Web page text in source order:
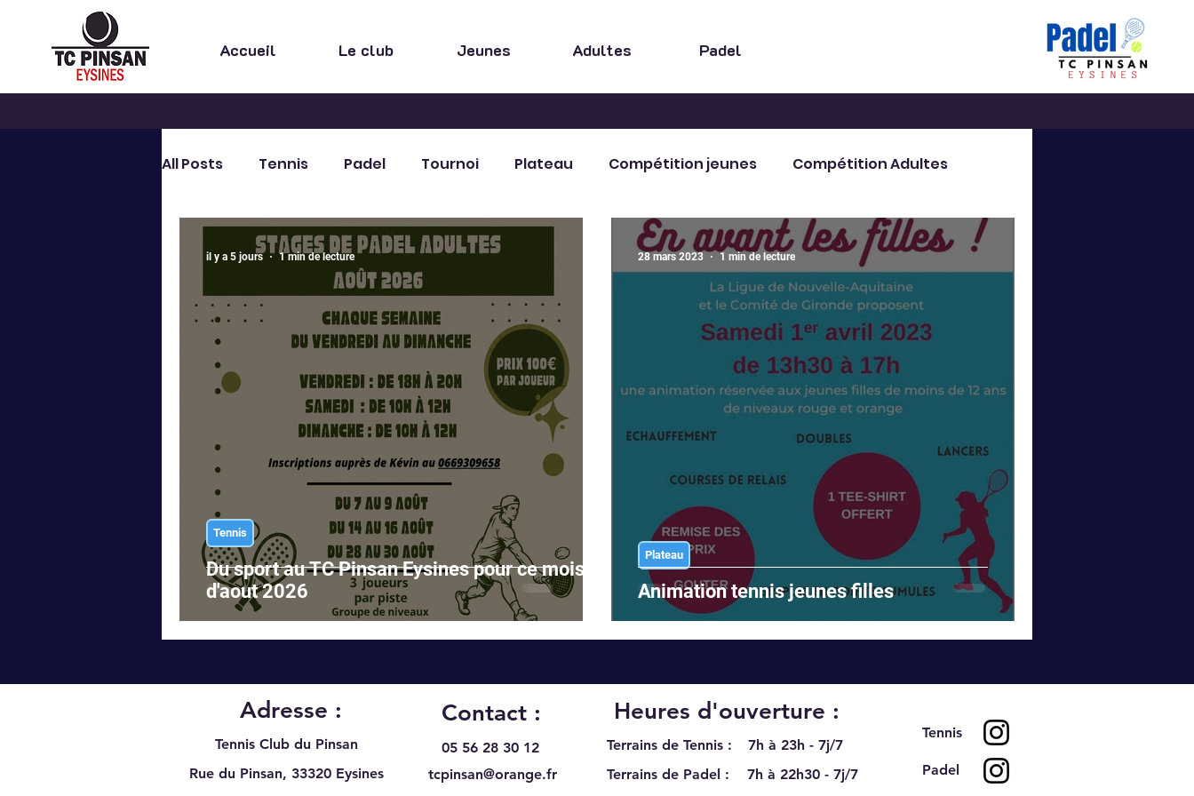
Accueil Le club Jeunes Adultes Padel
All Posts Tennis Padel Tournoi Plateau Compétition jeunes Compétition Adultes
Stage Extra sportif Fête
Du sport au TC Pinsan Eysines pour ce mois
d'aout 2026
Tennis
il y a 5 jours 1 min de lecture
Animation tennis jeunes filles
Plateau
28 mars 2023 1 min de lecture
Adresse :
Tennis Club du Pinsan
Rue du Pinsan, 33320 Eysines
Contact :
05 56 28 30 12
tcpinsan@orange.fr
Heures d'ouverture :
Terrains de Tennis :
7h à 23h - 7j/7
Terrains de Padel :
7h à 22h30 - 7j/7
Tennis
Padel